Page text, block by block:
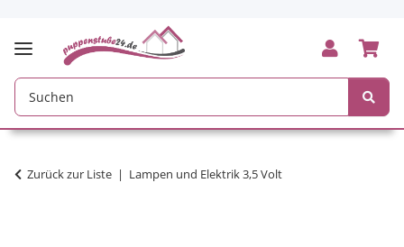
Zurück zur Liste Lampen und Elektrik 3,5 Volt